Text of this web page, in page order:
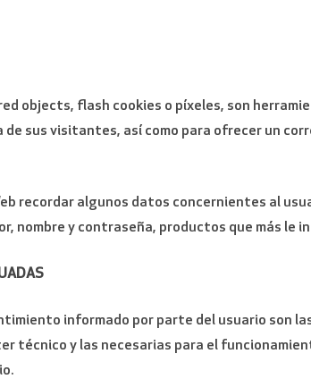
objects, flash cookies o píxeles, son
de sus visitantes, así como para ofrecer un
recordar algunos datos concernientes al
nombre y contraseña, productos que más le
informado por parte del usuario son
técnico y las necesarias para el